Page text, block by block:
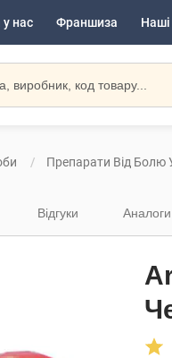
нас Франшиза
Препарати Від Болю
Відгуки